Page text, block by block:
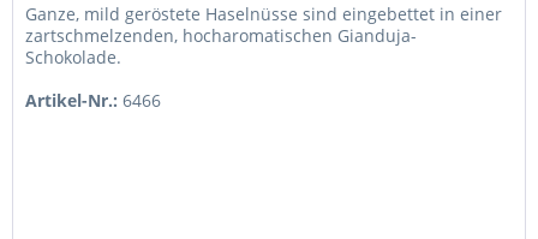
Ganze, mild geröstete Haselnüsse sind eingebettet in einer
zartschmelzenden, hocharomatischen Gianduja-
Schokolade.
Artikel-Nr.: 6466